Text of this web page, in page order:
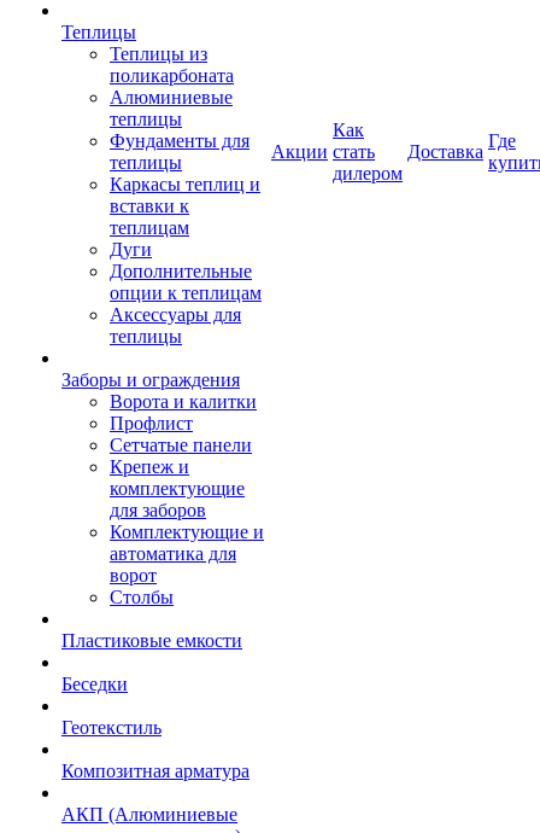
Теплицы
Теплицы из
поликарбоната
Алюминиевые
теплицы
Фундаменты для
теплицы
Каркасы теплиц и
вставки к
теплицам
Дуги
Дополнительные
опции к теплицам
Аксессуары для
теплицы
Заборы и ограждения
Ворота и калитки
Профлист
Сетчатые панели
Крепеж и
комплектующие
для заборов
Комплектующие и
автоматика для
ворот
Столбы
Пластиковые емкости
Беседки
Геотекстиль
Композитная арматура
АКП (Алюминиевые
Акции
Как
стать
дилером
Доставка
Где